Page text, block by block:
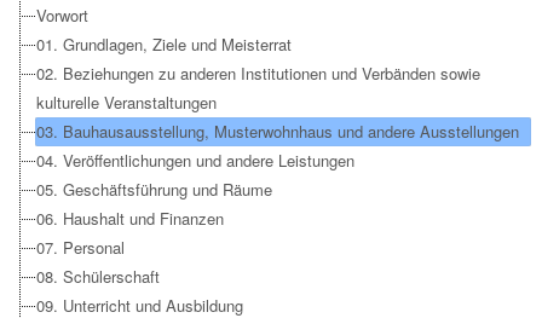
Vorwort
01. Grundlagen, Ziele und Meisterrat
02. Beziehungen zu anderen Institutionen und Verbänden sowie
kulturelle Veranstaltungen
03. Bauhausausstellung, Musterwohnhaus und andere Ausstellungen
04. Veröffentlichungen und andere Leistungen
05. Geschäftsführung und Räume
06. Haushalt und Finanzen
07. Personal
08. Schülerschaft
09. Unterricht und Ausbildung